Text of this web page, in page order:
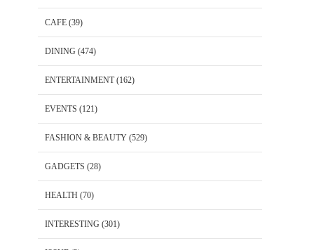
CAFE (39)
DINING (474)
ENTERTAINMENT(162)
EVENTS (121)
FASHION & BEAUTY (529)
GADGETS (28)
HEALTH (70)
INTERESTING (301)